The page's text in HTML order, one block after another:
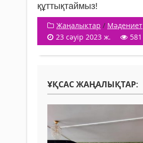
құттықтаймыз!
Жаңалықтар / Мәдениет
23 сәуір 2023 ж.
581
ҰҚСАС ЖАҢАЛЫҚТАР: